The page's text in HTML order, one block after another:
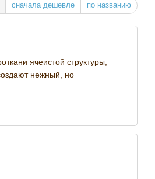
сначала дешевле по названию
ячеистой структуры,
нежный, но